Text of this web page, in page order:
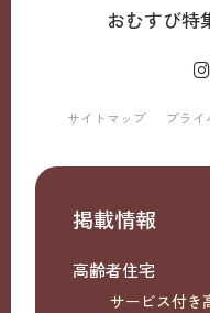
おむすび特
サイトマップ プラ
掲載情報
高齢者住宅
サービス付き